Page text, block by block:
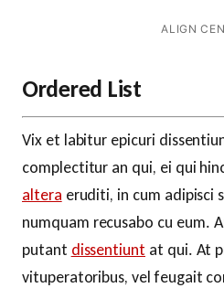
ALIGN
Ordered List
Vix et labitur epicuri
complectitur an qui, ei qui
altera eruditi, in cum adipisci
numquam recusabo cu eum.
putant dissentiunt at qui. At
vituperatoribus, vel feugait